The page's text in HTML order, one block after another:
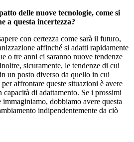
delle nuove tecnologie, come si
a questa incertezza?
con certezza come sarà il futuro,
affinché si adatti rapidamente
o tre anni ci saranno nuove tendenze
sicuramente, le tendenze di cui
un posto diverso da quello in cui
affrontare queste situazioni è avere
di adattamento. Se i prossimi
dobbiamo avere questa
indipendentemente da ciò